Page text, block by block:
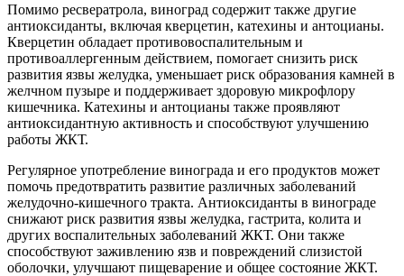
Помимо ресвератрола, виноград содержит также другие
антиоксиданты, включая кверцетин, катехины и антоцианы.
Кверцетин обладает противовоспалительным и
противоаллергенным действием, помогает снизить риск
развития язвы желудка, уменьшает риск образования камней в
желчном пузыре и поддерживает здоровую микрофлору
кишечника. Катехины и антоцианы также проявляют
антиоксидантную активность и способствуют улучшению
работы ЖКТ.
Регулярное употребление винограда и его продуктов может
помочь предотвратить развитие различных заболеваний
желудочно-кишечного тракта. Антиоксиданты в винограде
снижают риск развития язвы желудка, гастрита, колита и
других воспалительных заболеваний ЖКТ. Они также
способствуют заживлению язв и повреждений слизистой
оболочки, улучшают пищеварение и общее состояние ЖКТ.